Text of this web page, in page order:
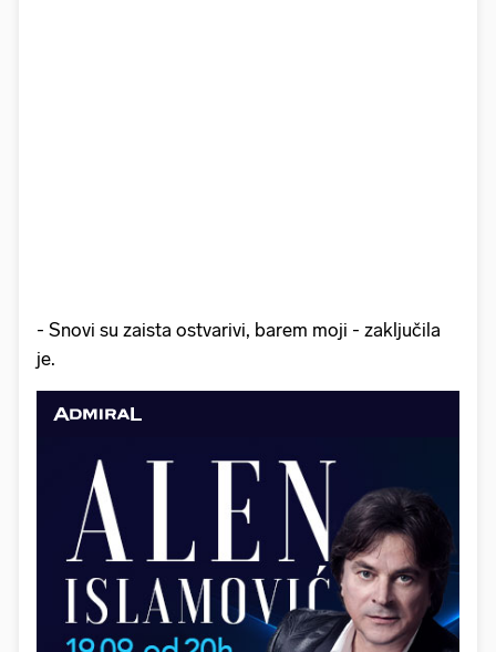
- Snovi su zaista ostvarivi, barem moji - zaključila
je.